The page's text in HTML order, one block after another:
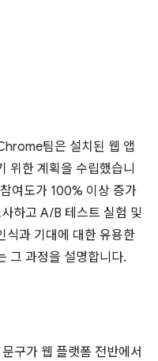
팀은 설치된 웹 앱
위한 계획을 수립했습니
여도가 100% 이상 증가
하고 A/B 테스트 실험 및
식과 기대에 대한 유용한
그 과정을 설명합니다.
구가 웹 플랫폼 전반에서